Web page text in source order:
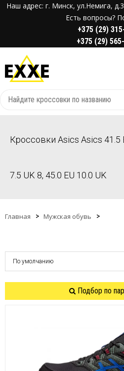
Наш адрес: г. Минск, ул.Немига,
Есть вопросы?
+375 (29)
+375 (29)
Кроссовки Asics Asics 41.5
7.5 UK 8, 45.0 EU 10.0 UK
Главная Мужская обувь
Подбор по